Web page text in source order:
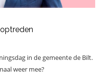
in de gemeente de Bilt.
weer mee?